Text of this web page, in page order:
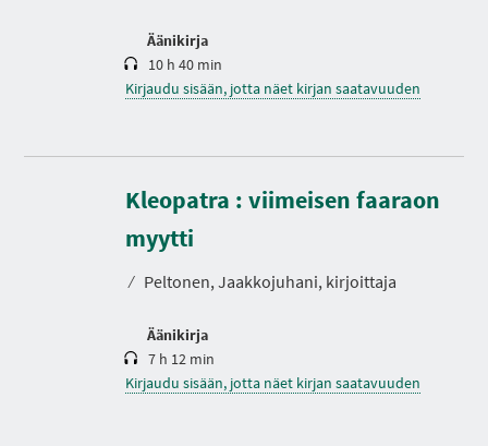
Äänikirja
10 h 40 min
Kirjaudu sisään, jotta näet kirjan saatavuuden
Kleopatra : viimeisen faaraon
myytti
⁄ Peltonen, Jaakkojuhani, kirjoittaja
Äänikirja
K
e
s
t
7 h 12 min
Kirjaudu sisään, jotta näet kirjan saatavuuden